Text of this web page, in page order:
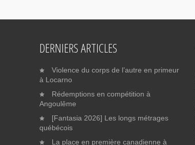
DERNIERS ARTICLES
Violence du corps de l’autre en primeur
à Locarno
Rédemptions en compétition à
Angoulême
[Fantasia 2026] Les longs métrages
québécois
La place en première canadienne à